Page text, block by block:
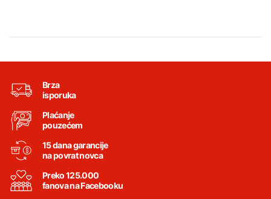
Brza
isporuka
Plaćanje
pouzećem
15 dana garancije
na povrat novca
Preko 125.000
fanova na Facebooku